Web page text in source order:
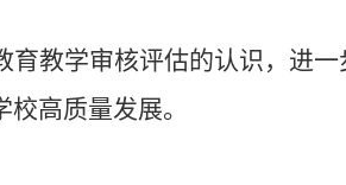
教学审核评估的认识，进
高质量发展。